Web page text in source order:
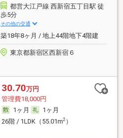
都営大江戸線 西新宿五丁目駅 徒
歩5分
その他の交通
築18年8ヶ月 / 地上44階地下4階建
東京都新宿区西新宿６
30.70万円
管理費18,000円
1ヶ月
1ヶ月
26階 / 1LDK（55.01m2）